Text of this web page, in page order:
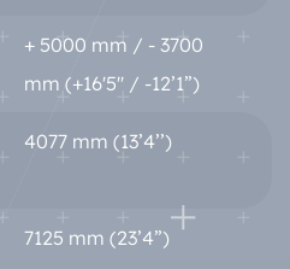
+ 5000 mm / - 3700
mm (+16'5'' / -12’1”)
4077 mm (13’4’’)
7125 mm (23’4”)